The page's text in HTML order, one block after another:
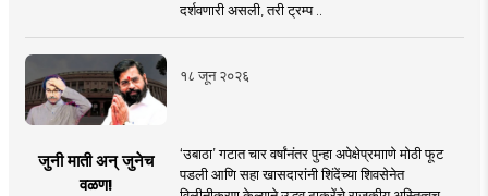
दर्शवणारी असली, तरी ट्रम्प ..
१८ जून २०२६
जुनी माती अन् जुनेच
वळण!
‘उबाठा’ गटात चार वर्षांनंतर पुन्हा अपेक्षेप्रमााणे मोठी फूट
पडली आणि सहा खासदारांनी शिंदेंच्या शिवसेनेत